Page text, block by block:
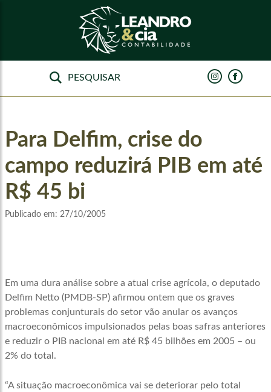
Para Delfim, crise do
campo reduzirá PIB em até
R$ 45 bi
Publicado em: 27/10/2005
Em uma dura análise sobre a atual crise agrícola, o deputado
Delfim Netto (PMDB-SP) afirmou ontem que os graves
problemas conjunturais do setor vão anular os avanços
macroeconômicos impulsionados pelas boas safras anteriores
e reduzir o PIB nacional em até R$ 45 bilhões em 2005 – ou
2% do total.
“A situação macroeconômica vai se deteriorar pelo total